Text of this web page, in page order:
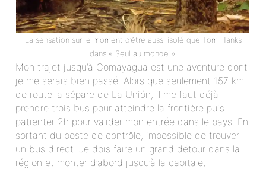
La sensation sur le moment d’être aussi isolé que Tom Hanks
dans « Seul au monde ».
Mon trajet jusqu’à Comayagua est une aventure dont
je me serais bien passé. Alors que seulement 157 km
de route la sépare de La Unión, il me faut déjà
prendre trois bus pour atteindre la frontière puis
patienter 2h pour valider mon entrée dans le pays. En
sortant du poste de contrôle, impossible de trouver
un bus direct. Je dois faire un grand détour dans la
région et monter d’abord jusqu’à la capitale,